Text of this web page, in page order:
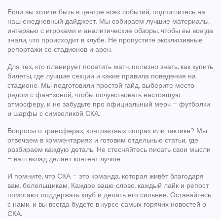
Если вы хотите быть в центре всех событий, подпишитесь на
наш ежедневный дайджест. Мы собираем лучшие материалы,
интервью с игроками и аналитические обзоры, чтобы вы всегда
знали, что происходит в клубе. Не пропустите эксклюзивные
репортажи со стадионов и арен.
Для тех, кто планирует посетить матч, полезно знать, как купить
билеты, где лучшие секции и какие правила поведения на
стадионе. Мы подготовили простой гайд: выберите место
рядом с фан-зоной, чтобы почувствовать настоящую
атмосферу, и не забудьте про официальный мерч – футболки
и шарфы с символикой СКА.
Вопросы о трансферах, контрактных спорах или тактике? Мы
отвечаем в комментариях и готовим отдельные статьи, где
разбираем каждую деталь. Не стесняйтесь писать свои мысли
– ваш вклад делает контент лучше.
И помните, что СКА – это команда, которая живёт благодаря
вам, болельщикам. Каждое ваше слово, каждый лайк и репост
помогают поддержать клуб и делать его сильнее. Оставайтесь
с нами, и вы всегда будете в курсе самых горячих новостей о
СКА.